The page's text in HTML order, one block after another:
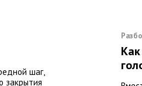
шаг,
закрытия